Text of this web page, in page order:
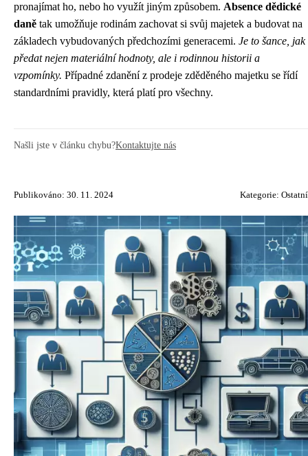
pronajímat ho, nebo ho využít jiným způsobem. Absence dědické
daně tak umožňuje rodinám zachovat si svůj majetek a budovat na
základech vybudovaných předchozími generacemi. Je to šance, jak
předat nejen materiální hodnoty, ale i rodinnou historii a
vzpomínky. Případné zdanění z prodeje zděděného majetku se řídí
standardními pravidly, která platí pro všechny.
Našli jste v článku chybu?Kontaktujte nás
Publikováno: 30. 11. 2024 Kategorie: Ostatní